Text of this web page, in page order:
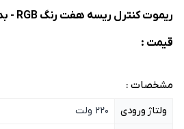
ریموت کنترل ریسه هفت رنگ RGB - بدنه پلاستیکی
قیمت :
مشخصات :
ولتاژ ورودی
220 ولت